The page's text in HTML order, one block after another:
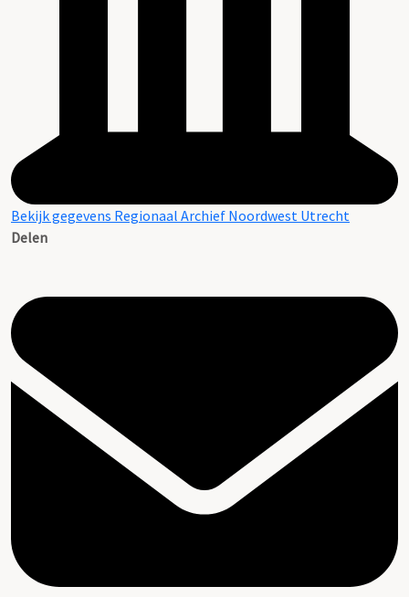
Bekijk gegevens Regionaal Archief Noordwest Utrecht
Delen